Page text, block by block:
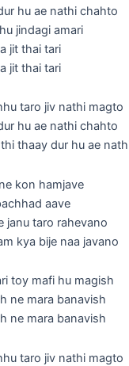
hu ae nathi chahto
jindagi amari
jit thai tari
jit thai tari
taro jiv nathi magto
hu ae nathi chahto
thaay dur hu ae
kon hamjave
aave
janu taro rahevano
kya bije naa javano
toy mafi hu magish
ne mara banavish
ne mara banavish
taro jiv nathi magto